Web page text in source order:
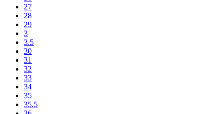
27
28
29
3
3.5
30
31
32
33
34
35
35.5